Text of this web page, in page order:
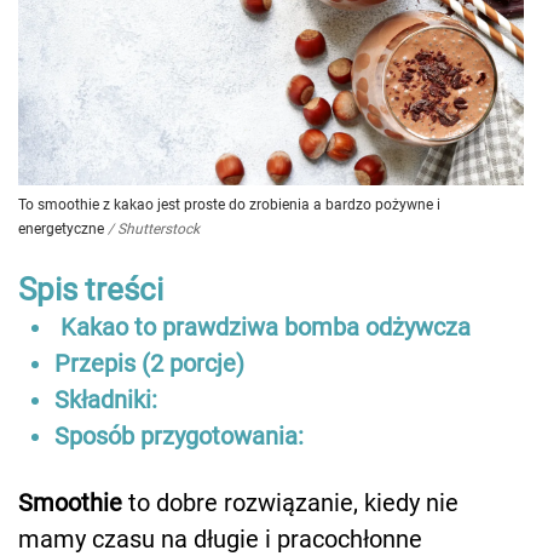
To smoothie z kakao jest proste do zrobienia a bardzo pożywne i
energetyczne / Shutterstock
Spis treści
Kakao to prawdziwa bomba odżywcza
Przepis (2 porcje)
Składniki:
Sposób przygotowania:
Smoothie to dobre rozwiązanie, kiedy nie
mamy czasu na długie i pracochłonne